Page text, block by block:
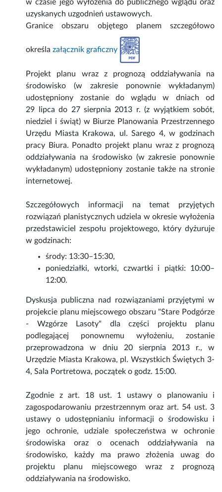
w czasie jego wyłożenia do publicznego wglądu oraz
uzyskanych uzgodnień ustawowych.
Granice obszaru objętego planem szczegółowo
określazałącznik graficzny
Projekt planu wraz z prognozą oddziaływania na
środowisko (w zakresie ponownie wykładanym)
udostępniony zostanie do wglądu w dniach od
29 lipca do 27 sierpnia 2013 r. (z wyjątkiem sobót,
niedziel i świąt) w Biurze Planowania Przestrzennego
Urzędu Miasta Krakowa, ul. Sarego 4, w godzinach
pracy Biura. Ponadto projekt planu wraz z prognozą
oddziaływania na środowisko (w zakresie ponownie
wykładanym) udostępniony zostanie także na stronie
internetowej.
Szczegółowych informacji na temat przyjętych
rozwiązań planistycznych udziela w okresie wyłożenia
przedstawiciel zespołu projektowego, który dyżuruje
w godzinach:
środy: 13:30–15:30,
poniedziałki, wtorki, czwartki i piątki: 10:00–
12:00.
Dyskusja publiczna nad rozwiązaniami przyjętymi w
projekcie planu miejscowego obszaru "Stare Podgórze
- Wzgórze Lasoty" dla części projektu planu
podlegającej ponownemu wyłożeniu, zostanie
przeprowadzona w dniu 20 sierpnia 2013 r., w
Urzędzie Miasta Krakowa, pl. Wszystkich Świętych 3-
4, Sala Portretowa, początek o godz. 15:00.
Zgodnie z art. 18 ust. 1 ustawy o planowaniu i
zagospodarowaniu przestrzennym oraz art. 54 ust. 3
ustawy o udostępnianiu informacji o środowisku i
jego ochronie, udziale społeczeństwa w ochronie
środowiska oraz o ocenach oddziaływania na
środowisko, każdy ma prawo złożenia uwag do
projektu planu miejscowego wraz z prognozą
oddziaływania na środowisko.